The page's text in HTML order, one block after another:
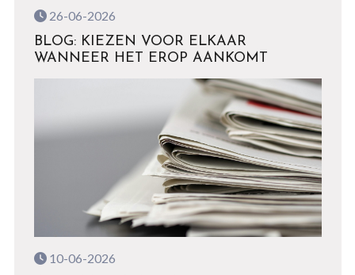
26-06-2026
BLOG: KIEZEN VOOR ELKAAR
WANNEER HET EROP AANKOMT
10-06-2026